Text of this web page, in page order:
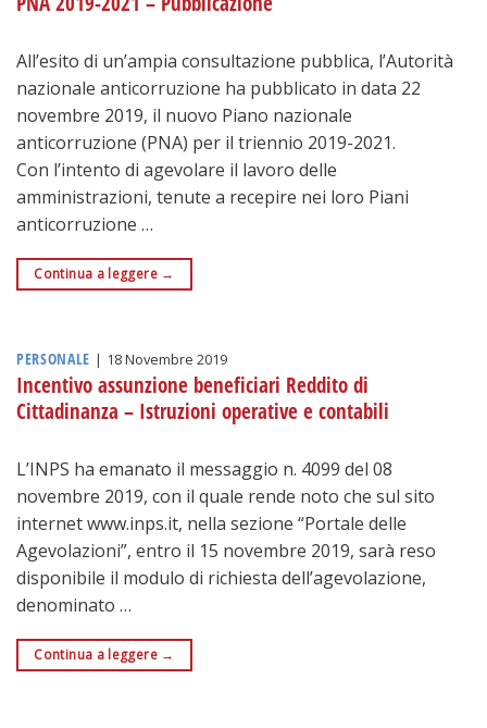
All’esito di un’ampia consultazione pubblica, l’Autorità
nazionale anticorruzione ha pubblicato in data 22
novembre 2019, il nuovo Piano nazionale
anticorruzione (PNA) per il triennio 2019-2021.
Con l’intento di agevolare il lavoro delle
amministrazioni, tenute a recepire nei loro Piani
anticorruzione …
Continua a leggere →
PERSONALE | 18 Novembre 2019
Incentivo assunzione beneficiari Reddito di
Cittadinanza – Istruzioni operative e contabili
L’INPS ha emanato il messaggio n. 4099 del 08
novembre 2019, con il quale rende noto che sul sito
internet www.inps.it, nella sezione “Portale delle
Agevolazioni”, entro il 15 novembre 2019, sarà reso
disponibile il modulo di richiesta dell’agevolazione,
denominato …
Continua a leggere →